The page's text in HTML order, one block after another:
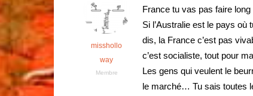
misshollo
way
Membre
France tu vas pas faire
Si l’Australie est le pays
dis, la France c’est pas
c’est socialiste, tout pour
Les gens qui veulent le
le marché… Tu sais toutes